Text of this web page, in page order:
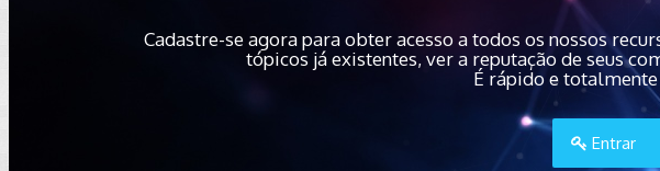
Cadastre-se agora para obter acesso a todos os nossos
tópicos já existentes, ver a reputação de seus
É rápido e
Entrar